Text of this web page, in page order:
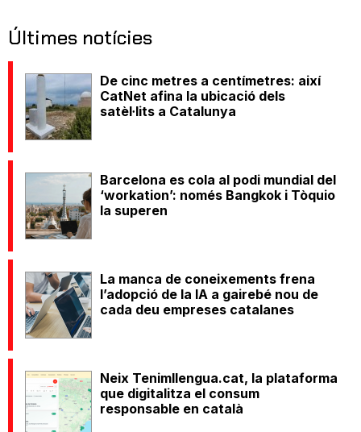
Últimes notícies
De cinc metres a centímetres: així
CatNet afina la ubicació dels
satèl·lits a Catalunya
Barcelona es cola al podi mundial del
‘workation’: només Bangkok i Tòquio
la superen
La manca de coneixements frena
l’adopció de la IA a gairebé nou de
cada deu empreses catalanes
Neix Tenimllengua.cat, la plataforma
que digitalitza el consum
responsable en català